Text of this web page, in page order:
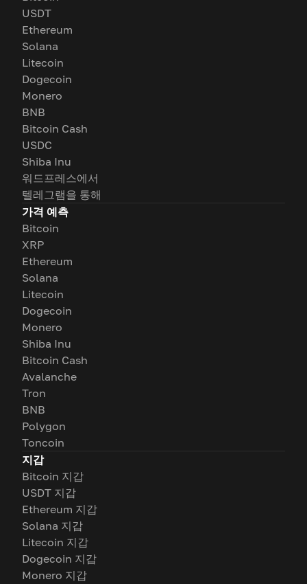
USDT
Ethereum
Solana
Litecoin
Dogecoin
Monero
BNB
Bitcoin Cash
USDC
Shiba Inu
워드프레스에서
텔레그램을 통해
가격 예측
Bitcoin
XRP
Ethereum
Solana
Litecoin
Dogecoin
Monero
Shiba Inu
Bitcoin Cash
Avalanche
Tron
BNB
Polygon
Toncoin
지갑
Bitcoin 지갑
USDT 지갑
Ethereum 지갑
Solana 지갑
Litecoin 지갑
Dogecoin 지갑
Monero 지갑